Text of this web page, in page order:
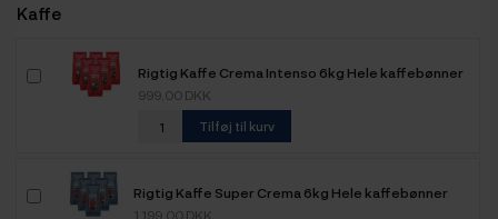
Kaffe
Rigtig Kaffe Crema Intenso 6kg Hele kaffebønner
999,00 DKK
Tilføj til kurv
Rigtig Kaffe Super Crema 6kg Hele kaffebønner
1.199,00 DKK